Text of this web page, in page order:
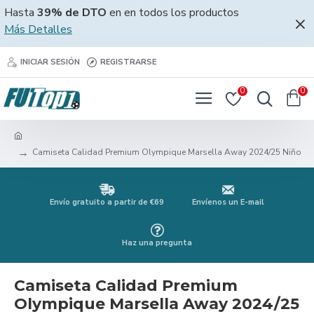
Hasta 39% de DTO en en todos los productos
Más Detalles
INICIAR SESIÓN REGISTRARSE
0 0
Camiseta Calidad Premium Olympique Marsella Away 2024/25 Niño
Envío gratuito a partir de €69 Envíenos un E-mail
Haz una pregunta
Camiseta Calidad Premium
Olympique Marsella Away 2024/25